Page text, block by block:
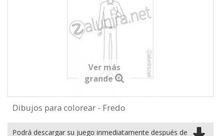
Ver más
grande
Dibujos para colorear - Fredo
Podrá descargar su juego inmediatamente después de